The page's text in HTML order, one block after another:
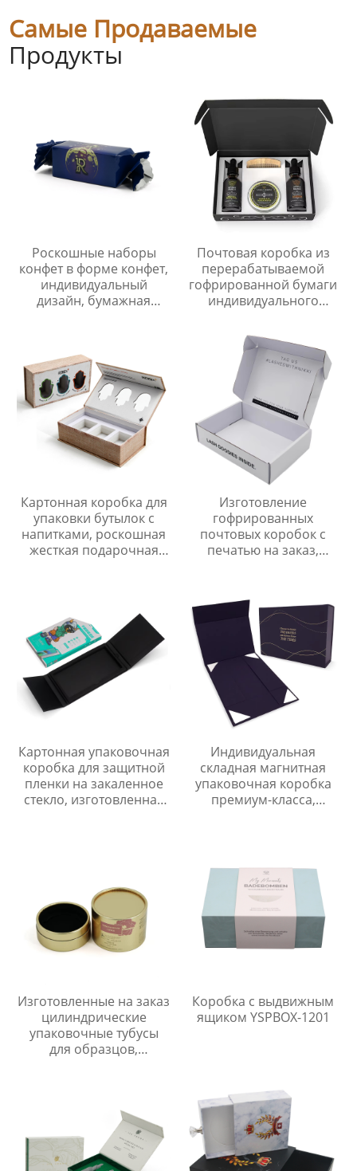
Самые Продаваемые
Продукты
Роскошные наборы
конфет в форме конфет,
индивидуальный
дизайн, бумажная
Почтовая коробка из
перерабатываемой
гофрированной бумаги
индивидуального
косметики, подарочная
упаковка со вставкой
Картонная коробка для
упаковки бутылок с
напитками, роскошная
жесткая подарочная
Изготовление
гофрированных
почтовых коробок с
печатью на заказ,
упаковочных коробок
Картонная упаковочная
коробка для защитной
пленки на закаленное
стекло, изготовленная
Индивидуальная
складная магнитная
упаковочная коробка
премиум-класса,
Изготовленные на заказ
цилиндрические
упаковочные тубусы
для образцов,
Коробка с выдвижным
ящиком YSPBOX-1201